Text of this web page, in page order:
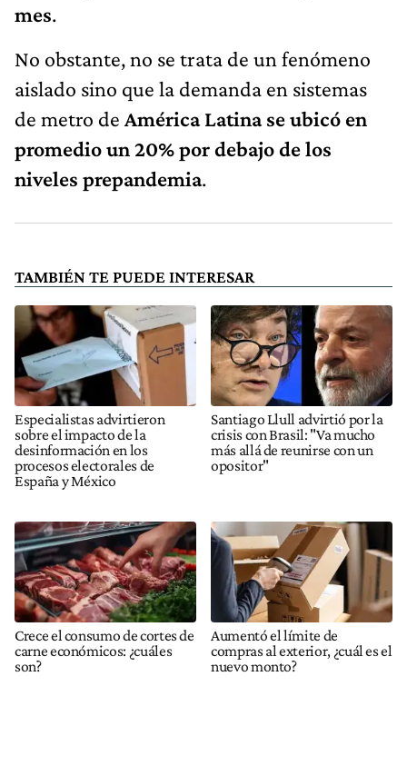
mes.
No obstante, no se trata de un fenómeno
aislado sino que la demanda en sistemas
de metro de América Latina se ubicó en
promedio un 20% por debajo de los
niveles prepandemia.
TAMBIÉN TE PUEDE INTERESAR
Especialistas advirtieron
sobre el impacto de la
desinformación en los
procesos electorales de
España y México
Santiago Llull advirtió por la
crisis con Brasil: "Va mucho
más allá de reunirse con un
opositor"
Crece el consumo de cortes de
carne económicos: ¿cuáles
son?
Aumentó el límite de
compras al exterior, ¿cuál es el
nuevo monto?